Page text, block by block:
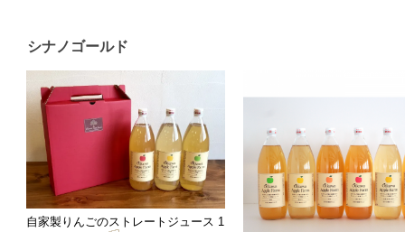
シナノゴールド
自家製りんごのストレートジュース 1